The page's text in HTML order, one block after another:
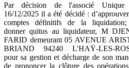
Par décision de l'associé Unique
16/12/2025 il a été décidé :
comptes définitifs de la
donner quitus au liquidateur, M
FARID demeurant 05 AVENUE
BRIAND 94240 L'HAŸ-LES-
pour sa gestion et décharge de son
de prononcer la clôture des